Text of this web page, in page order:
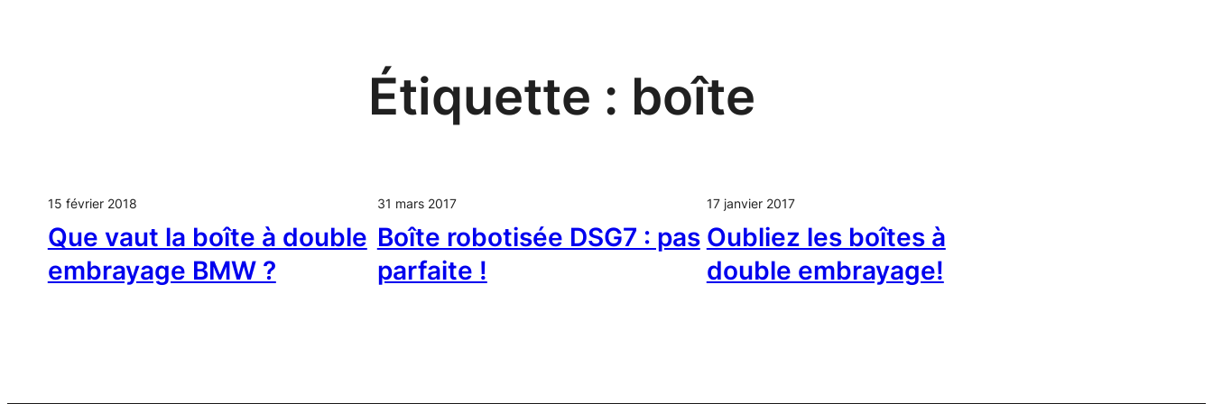
Étiquette : boîte
15 février 2018
Que vaut la boîte à double
embrayage BMW ?
31 mars 2017
Boîte robotisée DSG7 : pas
parfaite !
17 janvier 2017
Oubliez les boîtes à
double embrayage!